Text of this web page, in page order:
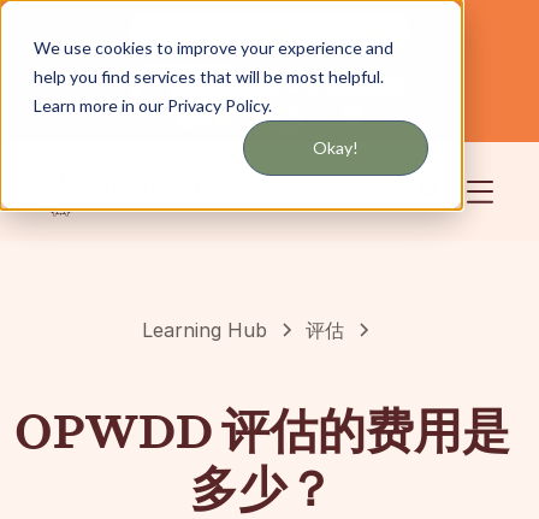
We use cookies to improve your experience and
help you find services that will be most helpful.
Learn more in our Privacy Policy.
Okay!
中文 为纽约和长岛提供服务
社区 登录
Learning Hub 评估
OPWDD 评估的费用是
多少？